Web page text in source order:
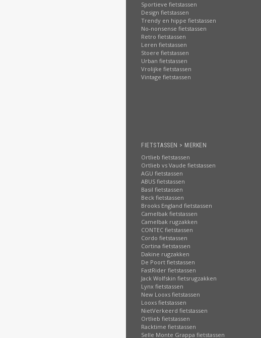
Sportieve fietstassen
Design fietstassen
Trendy en hippe fietstassen
No-nonsense fietstassen
Retro fietstassen
Leren fietstassen
Stoere fietstassen
Urban fietstassen
Vrolijke fietstassen
Vintage fietstassen
FIETSTASSEN > MERKEN
Ortlieb fietstassen
Ortlieb vs Vaude fietstassen
AGU fietstassen
ABUS fietstassen
Basil fietstassen
Beck fietstassen
Brooks England fietstassen
Camelbak fietstassen
Camelbak rugzakken
CONTEC fietstassen
Cordo fietstassen
Cortina fietstassen
Dakine rugzakken
De Poort fietstassen
FastRider fietstassen
Jack Wolfskin fietsrugzakken
Lynx fietstassen
New Looxs fietstassen
Looxs fietstassen
NietVerkeerd fietstassen
Ortlieb fietstassen
Racktime fietstassen
Selle Monte Grappa fietstassen